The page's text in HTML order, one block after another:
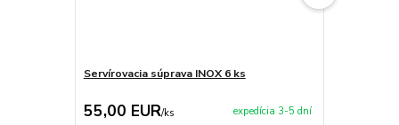
Servírovacia súprava INOX 6 ks
55,00 EUR/ks expedícia 3-5 dní